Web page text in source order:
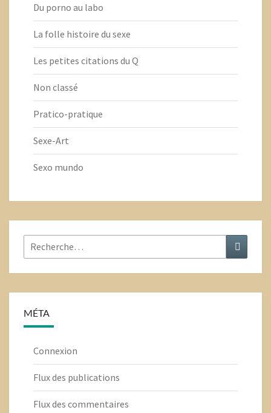
Du porno au labo
La folle histoire du sexe
Les petites citations du Q
Non classé
Pratico-pratique
Sexe-Art
Sexo mundo
Rechercher
:
MÉTA
Connexion
Flux des publications
Flux des commentaires